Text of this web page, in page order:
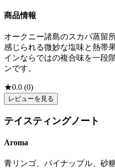
商品情報
オークニー諸島のスカパ蒸留
感じられる微妙な塩味と熱帯
インならではの複合味を一段
ンです。
★0.0 (0)
レビューを見る
テイスティングノート
Aroma
青リンゴ、パイナップル、砂